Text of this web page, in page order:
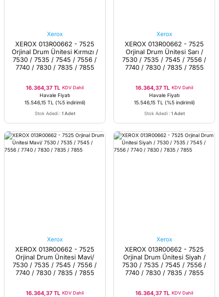
Xerox
XEROX 013R00662 - 7525
Orjinal Drum Ünitesi Kırmızı /
7530 / 7535 / 7545 / 7556 /
7740 / 7830 / 7835 / 7855
16.364,37 TL KDV Dahil
Havale Fiyatı
15.546,15 TL
(%5 indirimli)
Stok Adedi : 1 Adet
Xerox
XEROX 013R00662 - 7525
Orjinal Drum Ünitesi Sarı /
7530 / 7535 / 7545 / 7556 /
7740 / 7830 / 7835 / 7855
16.364,37 TL KDV Dahil
Havale Fiyatı
15.546,15 TL
(%5 indirimli)
Stok Adedi : 1 Adet
Xerox
XEROX 013R00662 - 7525
Orjinal Drum Ünitesi Mavi/
7530 / 7535 / 7545 / 7556 /
7740 / 7830 / 7835 / 7855
16.364,37 TL KDV Dahil
Xerox
XEROX 013R00662 - 7525
Orjinal Drum Ünitesi Siyah /
7530 / 7535 / 7545 / 7556 /
7740 / 7830 / 7835 / 7855
16.364,37 TL KDV Dahil